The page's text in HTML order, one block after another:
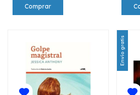
Envío gratis